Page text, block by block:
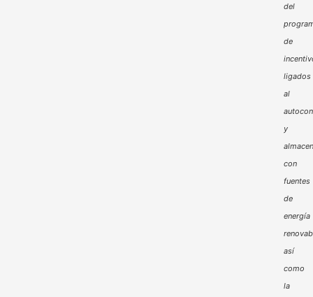
del
de
ligados
al
y
con
fuentes
de
energía
así
como
la